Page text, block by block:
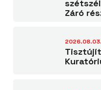
Záró
2026.08.03.